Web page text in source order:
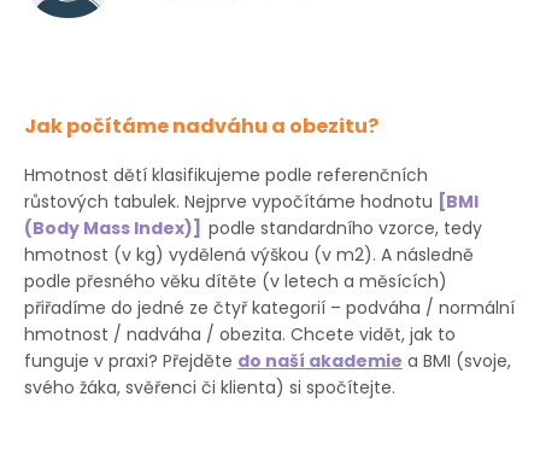
Jak počítáme nadváhu a obezitu?
Hmotnost dětí klasifikujeme podle referenčních
růstových tabulek. Nejprve vypočítáme hodnotu
BMI
(Body Mass Index)
podle standardního vzorce, tedy
hmotnost (v kg) vydělená výškou (v m2). A následně
podle přesného věku dítěte (v letech a měsících)
přiřadíme do jedné ze čtyř kategorií – podváha / normální
hmotnost / nadváha / obezita. Chcete vidět, jak to
funguje v praxi? Přejděte do naší akademie a BMI (svoje,
svého žáka, svěřenci či klienta) si spočítejte.